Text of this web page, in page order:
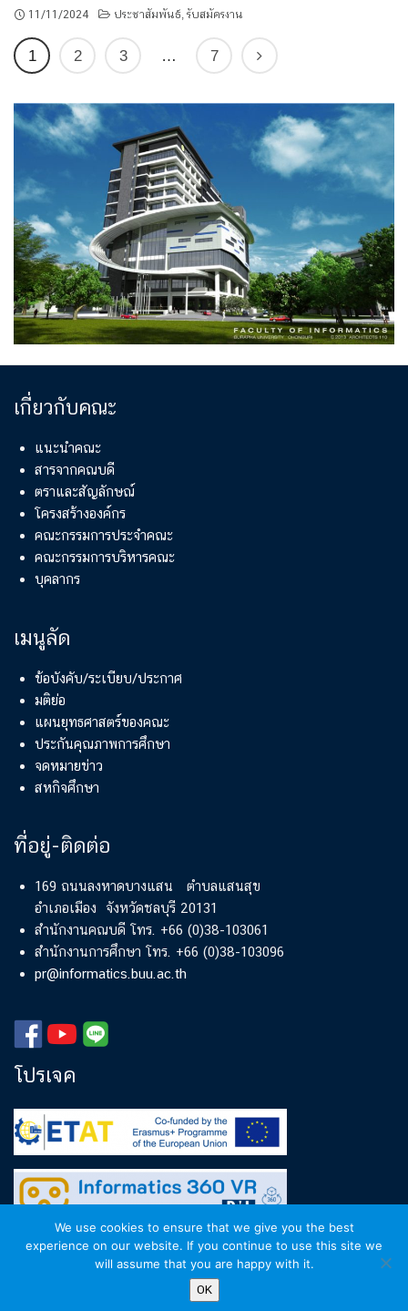
11/11/2024 ประชาสัมพันธ์, รับสมัครงาน
1 2 3 … 7
เกี่ยวกับคณะ
แนะนำคณะ
สารจากคณบดี
ตราและสัญลักษณ์
โครงสร้างองค์กร
คณะกรรมการประจำคณะ
คณะกรรมการบริหารคณะ
บุคลากร
เมนูลัด
ข้อบังคับ/ระเบียบ/ประกาศ
มติย่อ
แผนยุทธศาสตร์ของคณะ
ประกันคุณภาพการศึกษา
จดหมายข่าว
สหกิจศึกษา
ที่อยู่-ติดต่อ
169 ถนนลงหาดบางแสน ตำบลแสนสุข
อำเภอเมือง จังหวัดชลบุรี 20131
สำนักงานคณบดี โทร. +66 (0)38-103061
สำนักงานการศึกษา โทร. +66 (0)38-103096
pr@informatics.buu.ac.th
โปรเจค
Faculty of Informatics, Burapha
. All rights reserved.
We use cookies to ensure that we give you the best
experience on our website. If you continue to use this site we
will assume that you are happy with it.
OK